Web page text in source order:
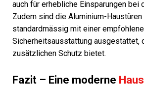
auch für erhebliche Einsparungen bei
Zudem sind die Aluminium-
standardmässig mit einer
Sicherheitsausstattung ausgestattet,
zusätzlichen Schutz bietet.
Fazit – Eine moderne